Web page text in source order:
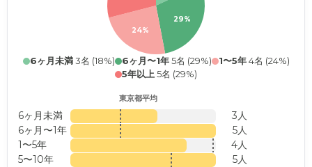
29%
24%
6ヶ月未満3名 (18%) 6ヶ月〜1年5名 (29%) 1〜5年4名 (24%)
5年以上5名 (29%)
東京都平均
6ヶ月未満
3人
6ヶ月〜1年
5人
1〜5年
4人
5〜10年
5人